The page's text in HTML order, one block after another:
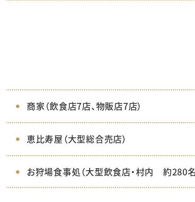
商家（飲食店7店、物販店7店）
恵比寿屋（大型総合売店）
お狩場食事処（大型飲食店・村内 約280名